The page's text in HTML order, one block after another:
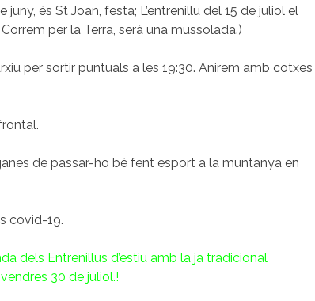
juny, és St Joan, festa; L’entrenillu del 15 de juliol el
per la Terra, serà una mussolada.)
per sortir puntuals a les 19:30. Anirem amb cotxes
de passar-ho bé fent esport a la muntanya en
covid-19.
dels Entrenillus d’estiu amb la ja tradicional
30 de juliol.!